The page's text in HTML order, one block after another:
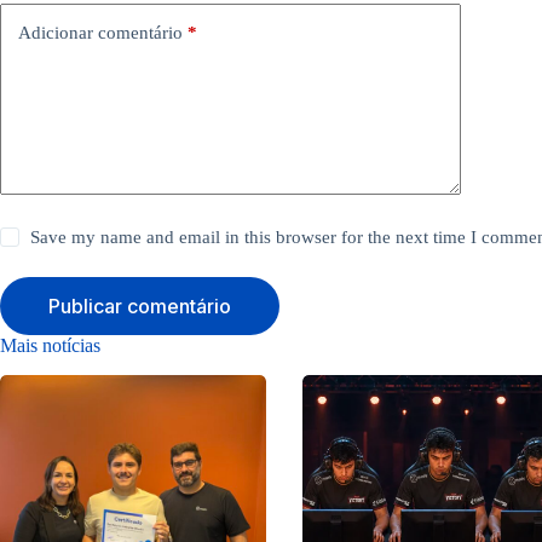
Adicionar comentário *
Save my name and email in this browser for the next time I
Publicar comentário
Mais notícias